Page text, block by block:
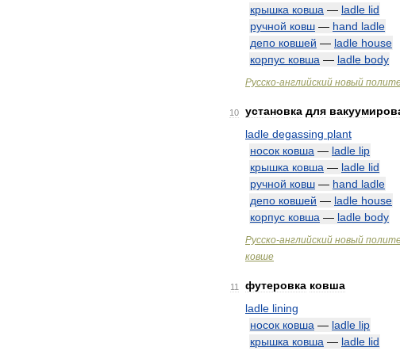
крышка ковша — ladle lid
ручной ковш — hand ladle
депо ковшей — ladle house
корпус ковша — ladle body
Русско-английский новый
10 установка для
ladle degassing plant
носок ковша — ladle lip
крышка ковша — ladle lid
ручной ковш — hand ladle
депо ковшей — ladle house
корпус ковша — ladle body
Русско-английский новый
ковше
11 футеровка ковша
ladle lining
носок ковша — ladle lip
крышка ковша — ladle lid